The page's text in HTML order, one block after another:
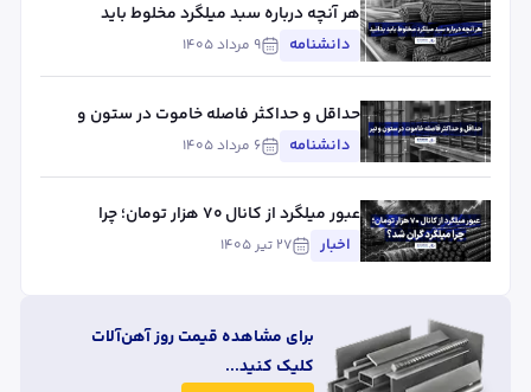
هر آنچه درباره سبد میلگرد مخلوط باید
بدانید
دانشنامه ۹ مرداد ۱۴۰۵
حداقل و حداکثر فاصله خاموت در ستون و
تیر
دانشنامه ۶ مرداد ۱۴۰۵
عبور میلگرد از کانال ۷۰ هزار تومان؛ چرا
میلگرد گران شد؟
اخبار ۲۷ تیر ۱۴۰۵
برای مشاهده قیمت روز آهن‌آلات
کلیک کنید...